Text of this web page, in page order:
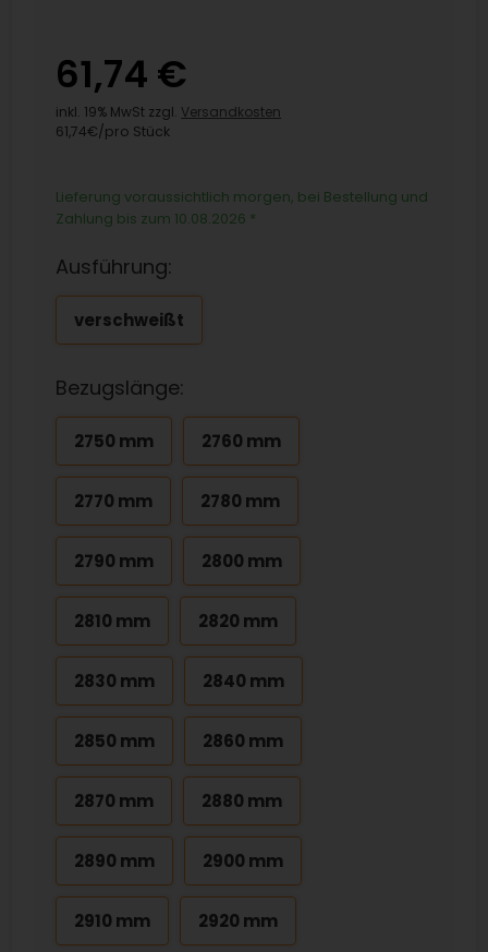
61,74 €
inkl. 19% MwSt zzgl. Versandkosten
61,74€/pro Stück
Lieferung voraussichtlich morgen, bei Bestellung und
Zahlung bis zum 10.08.2026 *
Ausführung:
verschweißt
Bezugslänge:
2750 mm 2760 mm
2770 mm 2780 mm
2790 mm 2800 mm
2810 mm 2820 mm
2830 mm 2840 mm
2850 mm 2860 mm
2870 mm 2880 mm
2890 mm 2900 mm
2910 mm 2920 mm